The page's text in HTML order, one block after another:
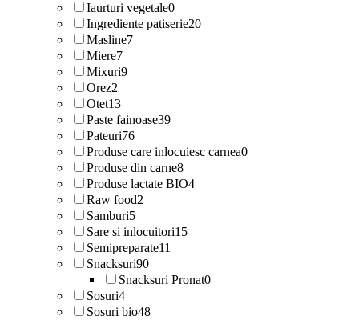
Iaurturi vegetale0
Ingrediente patiserie20
Masline7
Miere7
Mixuri9
Orez2
Otet13
Paste fainoase39
Pateuri76
Produse care inlocuiesc carnea0
Produse din carne8
Produse lactate BIO4
Raw food2
Samburi5
Sare si inlocuitori15
Semipreparate11
Snacksuri90
Snacksuri Pronat0
Sosuri4
Sosuri bio48